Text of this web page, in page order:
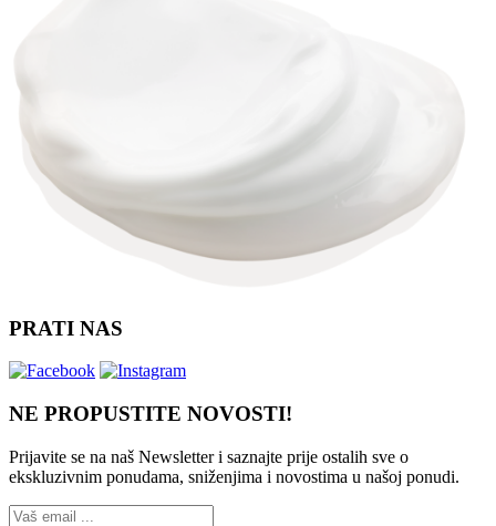
PRATI NAS
NE PROPUSTITE NOVOSTI!
Prijavite se na naš Newsletter i saznajte prije ostalih sve o
ekskluzivnim ponudama, sniženjima i novostima u našoj ponudi.